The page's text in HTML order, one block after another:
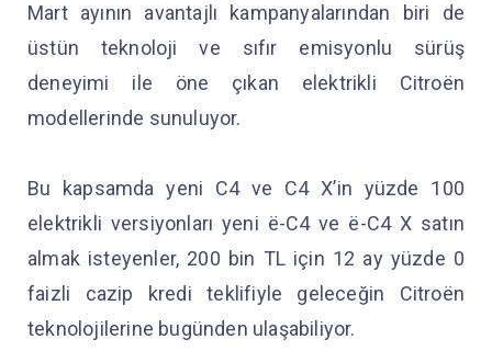
Mart ayının avantajlı kampanyalarından biri de
üstün teknoloji ve sıfır emisyonlu sürüş
deneyimi ile öne çıkan elektrikli Citroën
modellerinde sunuluyor.
Bu kapsamda yeni C4 ve C4 X’in yüzde 100
elektrikli versiyonları yeni ë-C4 ve ë-C4 X satın
almak isteyenler, 200 bin TL için 12 ay yüzde 0
faizli cazip kredi teklifiyle geleceğin Citroën
teknolojilerine bugünden ulaşabiliyor.